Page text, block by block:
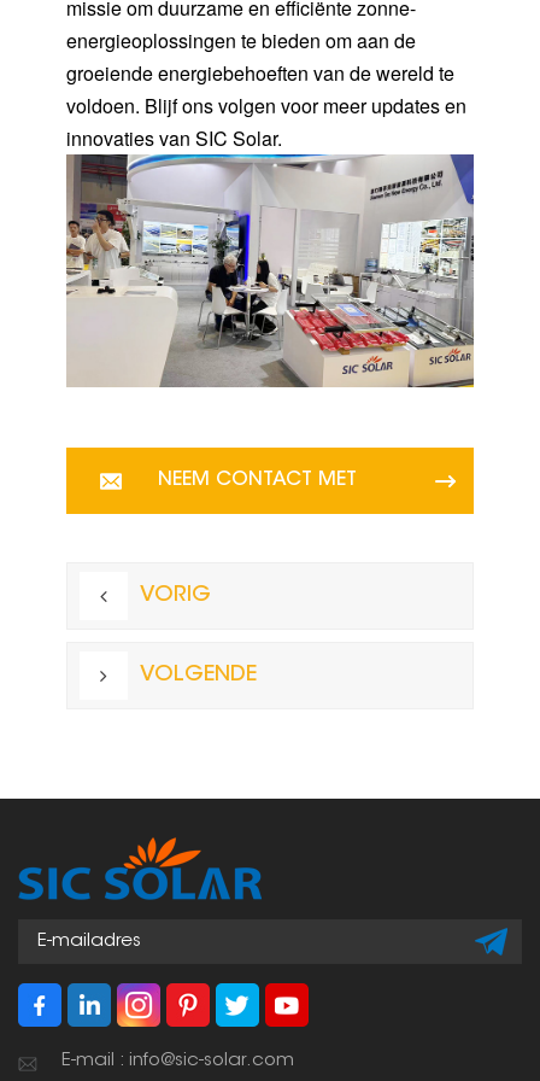
missie om duurzame en efficiënte zonne-
energieoplossingen te bieden om aan de
groeiende energiebehoeften van de wereld te
voldoen. Blijf ons volgen voor meer updates en
innovaties van SIC Solar.
NEEM CONTACT MET
VORIG
VOLGENDE
E-mail : info@sic-solar.com